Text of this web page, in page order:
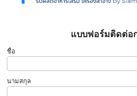
แบบฟอร์มติดต่อ
ชื่อ
นามสกุล